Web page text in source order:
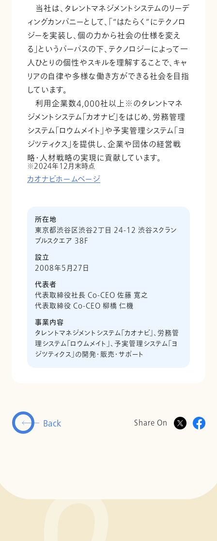
当社は、タレントマネジメントシステムのリーデ
ィングカンパニーとして、「“はたらく”にテクノロ
ジーを実装し、個の力から社会の仕様を変え
る」というパーパスの下、テクノロジーによって一
人ひとりの個性やスキルを理解することで、キャ
リアの自律や多様な働き方ができる社会を目指
しています。
利用企業数4,000社以上※のタレントマネ
ジメントシステム「カオナビ」をはじめ、労務管理
システム「ロウムメイト」や予実管理システム「ヨ
ジツティクス」を提供し、企業や団体の経営戦
略・人材戦略の実現に貢献しています。
2024年12月末時点
カオナビホームページ
所在地
東京都渋谷区渋谷2丁目 24-12 渋谷スクラン
ブルスクエア 38F
設立
2008年5月27日
代表者
代表取締役社長 Co-CEO 佐藤 寛之
代表取締役 Co-CEO 柳橋 仁機
事業内容
タレントマネジメントシステム「カオナビ」、労務管
理システム「ロウムメイト」、予実管理システム「ヨ
ジツティクス」の開発・販売・サポート
Back Share On